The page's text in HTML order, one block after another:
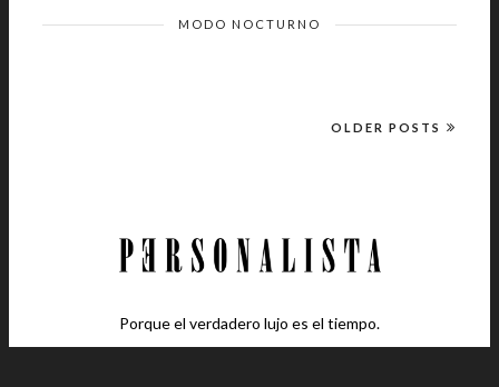
MODO NOCTURNO
OLDER POSTS
Porque el verdadero lujo es el tiempo.